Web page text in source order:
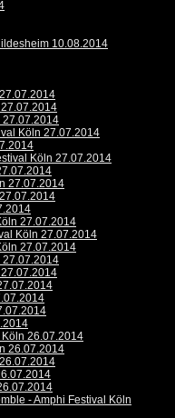
10.08.2014
27.07.2014
Köln 27.07.2014
Köln 27.07.2014
27.07.2014
27.07.2014
Köln 27.07.2014
27.07.2014
27.07.2014
Köln 26.07.2014
26.07.2014
- Amphi Festival Köln